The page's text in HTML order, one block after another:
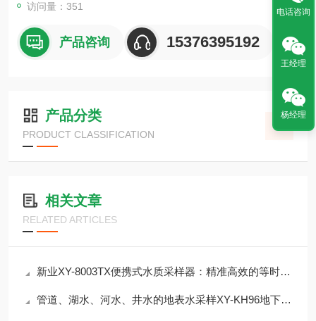
访问量：351
产品咨询 15376395192
产品分类
PRODUCT CLASSIFICATION
相关文章
RELATED ARTICLES
新业XY-8003TX便携式水质采样器：精准高效的等时等比采
管道、湖水、河水、井水的地表水采样XY-KH96地下水采样器
电话咨询
王经理
杨经理